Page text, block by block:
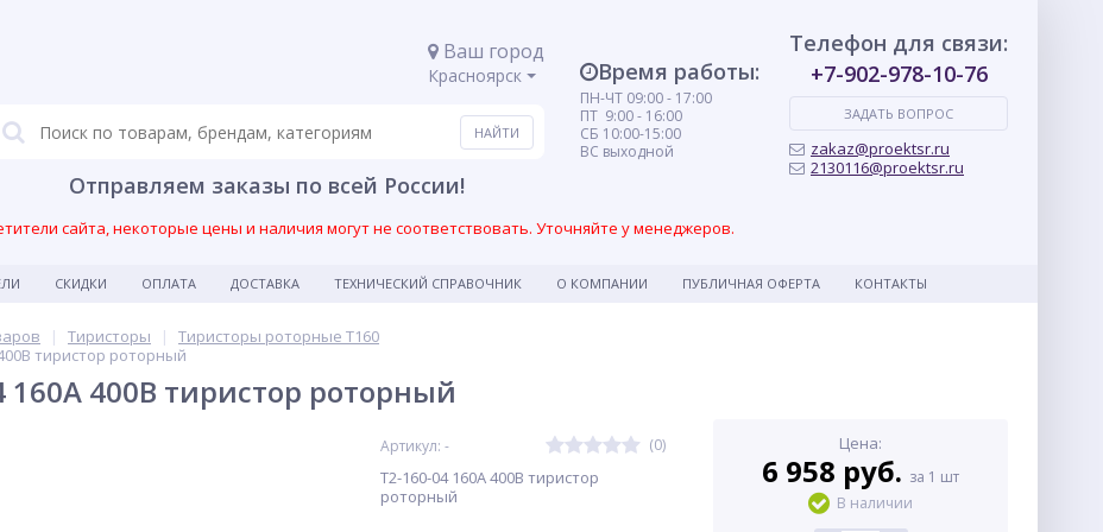
Ваш город
Красноярск
Отправляем заказы по всей России!
Время работы:
ПН-ЧТ 09:00 - 17:00
ПТ 9:00 - 16:00
СБ 10:00-15:00
ВС выходной
Телефон для связи:
+7-902-978-10-76
ЗАДАТЬ ВОПРОС
zakaz@proektsr.ru
2130116@proektsr.ru
сайта, некоторые цены и наличия могут не соответствовать. Уточняйте у менеджеров.
СКИДКИ ОПЛАТА ДОСТАВКА ТЕХНИЧЕСКИЙ СПРАВОЧНИК О КОМПАНИИ ПУБЛИЧНАЯ ОФЕРТА КОНТАКТЫ
Тиристоры
Тиристоры роторные Т160
тиристор роторный
160А 400В тиристор роторный
Артикул: - (0)
Т2-160-04 160А 400В тиристор
роторный
Цена:
6 958 руб. за 1 шт
В наличии